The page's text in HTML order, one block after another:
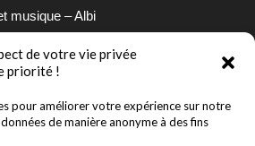
de votre vie privée
priorité !
pour améliorer votre expérience sur notre
de manière anonyme à des fins
musique – Albi